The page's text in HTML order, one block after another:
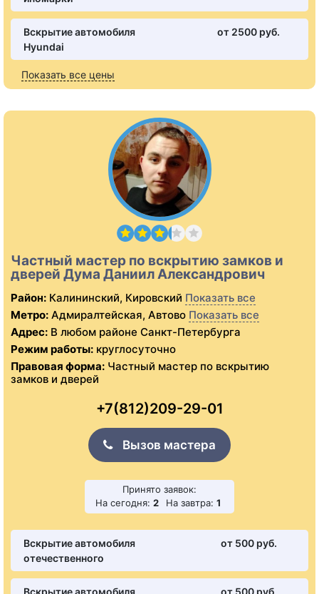
Вскрытие автомобиля
Hyundai
от 2500 pуб.
Показать все цены
Частный мастер по вскрытию замков и
дверей Дума Даниил Александрович
Район: Калининский, Кировский Показать все
Метро: Адмиралтейская, Автово Показать все
Адрес: В любом районе Санкт-Петербурга
Режим работы: круглосуточно
Правовая форма: Частный мастер по вскрытию
замков и дверей
+7(812)209-29-01
Вызов мастера
Принято заявок:
На сегодня: 2 На завтра: 1
Вскрытие автомобиля
отечественного
от 500 pуб.